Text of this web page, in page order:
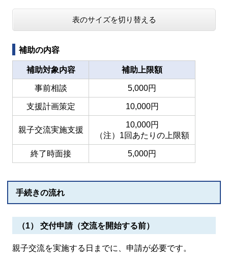
表のサイズを切り替える
補助の内容
補助対象内容 補助上限額
事前相談 5,000円
支援計画策定 10,000円
親子交流実施支援
10,000円
（注）1回あたりの上限額
終了時面接 5,000円
手続きの流れ
（1） 交付申請（交流を開始する前）
親子交流を実施する日までに、申請が必要です。